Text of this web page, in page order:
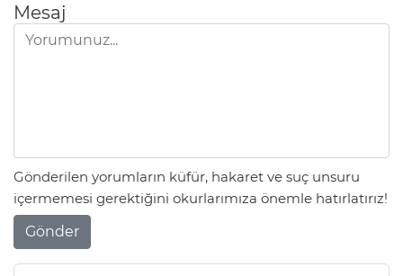
Mesaj
Gönderilen yorumların küfür, hakaret ve suç unsuru
içermemesi gerektiğini okurlarımıza önemle hatırlatırız!
Gönder